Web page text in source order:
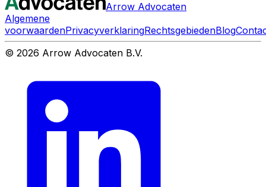
Arrow Advocaten
Algemene
voorwaardenPrivacyverklaringRechtsgebiedenBlog
© 2026 Arrow Advocaten B.V.